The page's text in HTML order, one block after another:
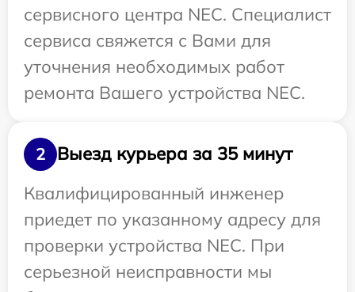
сервисного центра NEC. Специалист
сервиса свяжется с Вами для
уточнения необходимых работ
ремонта Вашего устройства NEC.
2
Выезд курьера за 35 минут
Квалифицированный инженер
приедет по указанному адресу для
проверки устройства NEC. При
серьезной неисправности мы